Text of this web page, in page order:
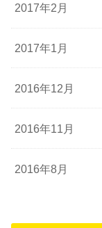
2017年2月
2017年1月
2016年12月
2016年11月
2016年8月